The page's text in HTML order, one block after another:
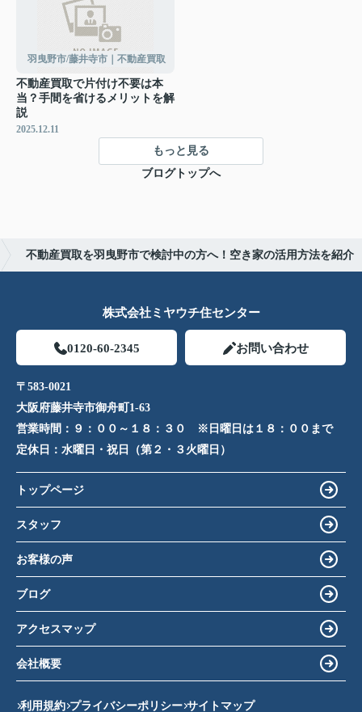
羽曳野市/藤井寺市｜不動産買取
不動産買取で片付け不要は本
当？手間を省けるメリットを解
説
2025.12.11
もっと見る
ブログトップへ
不動産買取を羽曳野市で検討中の方へ！空き家の活用方法を紹介
株式会社ミヤウチ住センター
0120-60-2345 お問い合わせ
〒583-0021
大阪府藤井寺市御舟町1-63
営業時間： ９：００～１８：３０ ※日曜日は１８：００まで
定休日： 水曜日・祝日（第２・３火曜日）
トップページ
スタッフ
お客様の声
ブログ
アクセスマップ
会社概要
利用規約 プライバシーポリシー サイトマップ